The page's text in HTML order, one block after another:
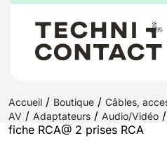
Accueil / Boutique / Câbles,
AV / Adaptateurs / Audio/Vidéo
fiche RCA@ 2 prises RCA